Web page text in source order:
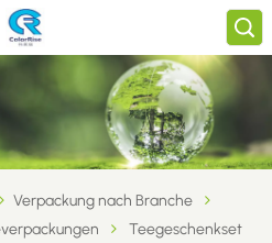
Verpackung nach Branche
Teegeschenkset